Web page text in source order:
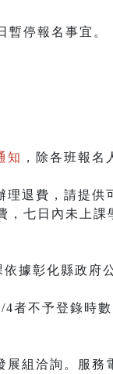
停報名事宜。
知 ，除各班報名
理退費，請提供
，七日內未上課
據彰化縣政府
者不予登錄時數
展組洽詢。服務